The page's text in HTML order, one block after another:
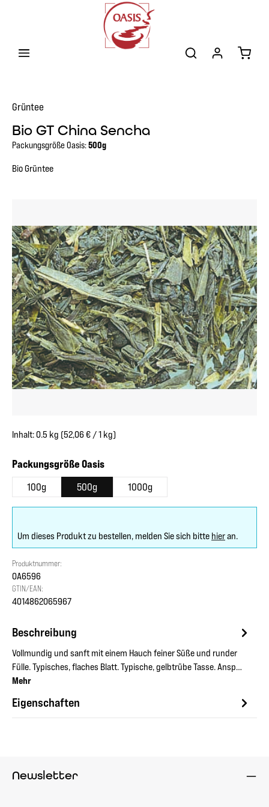
Grüntee
Bio GT China Sencha
Packungsgröße Oasis:500g
Bio Grüntee
Inhalt:0.5 kg (52,06 € / 1 kg)
Packungsgröße Oasisauswählen
100g 500g 1000g
Um dieses Produkt zu bestellen, melden Sie sich bitte hieran.
Produktnummer:
OA6596
GTIN/EAN:
4014862065967
Beschreibung
Vollmundig und sanft mit einem Hauch feiner Süße und runder
Fülle. Typisches, flaches Blatt. Typische, gelbtrübe Tasse. Ansp…
Mehr
Eigenschaften
Newsletter